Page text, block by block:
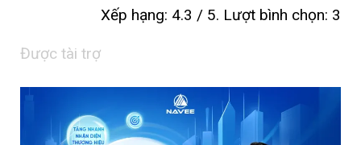
Xếp hạng: 4.3 / 5. Lượt bình chọn: 3
Được tài trợ